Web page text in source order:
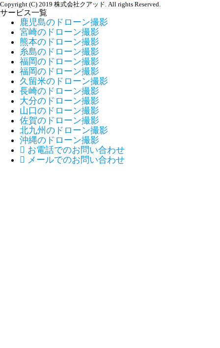
Copyright (C) 2019 株式会社クアッド. All rights Reserved.
サービス一覧
鹿児島のドローン撮影
宮崎のドローン撮影
熊本のドローン撮影
糸島のドローン撮影
福岡のドローン撮影
福岡のドローン撮影
久留米のドローン撮影
長崎のドローン撮影
大分のドローン撮影
山口のドローン撮影
佐賀のドローン撮影
北九州のドローン撮影
沖縄のドローン撮影
 お電話でのお問い合わせ
 メールでのお問い合わせ